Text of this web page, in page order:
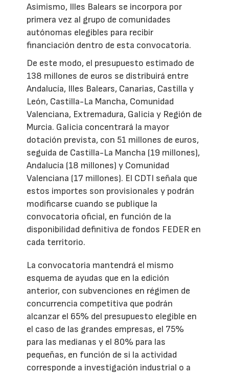
Asimismo, Illes Balears se incorpora por
primera vez al grupo de comunidades
autónomas elegibles para recibir
financiación dentro de esta convocatoria.
De este modo, el presupuesto estimado de
138 millones de euros se distribuirá entre
Andalucía, Illes Balears, Canarias, Castilla y
León, Castilla-La Mancha, Comunidad
Valenciana, Extremadura, Galicia y Región de
Murcia. Galicia concentrará la mayor
dotación prevista, con 51 millones de euros,
seguida de Castilla-La Mancha (19 millones),
Andalucía (18 millones) y Comunidad
Valenciana (17 millones). El CDTI señala que
estos importes son provisionales y podrán
modificarse cuando se publique la
convocatoria oficial, en función de la
disponibilidad definitiva de fondos FEDER en
cada territorio.
La convocatoria mantendrá el mismo
esquema de ayudas que en la edición
anterior, con subvenciones en régimen de
concurrencia competitiva que podrán
alcanzar el 65% del presupuesto elegible en
el caso de las grandes empresas, el 75%
para las medianas y el 80% para las
pequeñas, en función de si la actividad
corresponde a investigación industrial o a